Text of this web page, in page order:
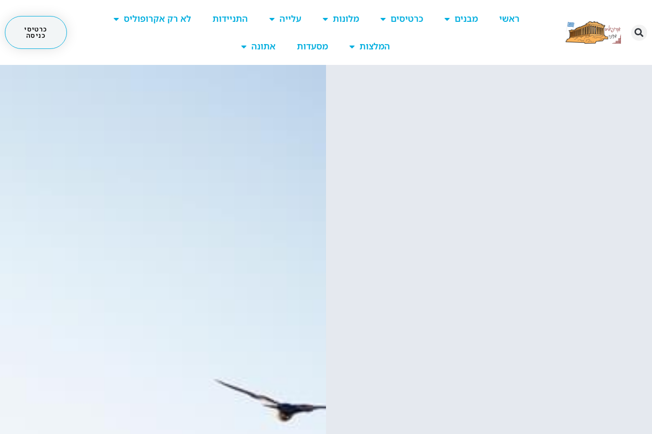
ראשי מבנים כרטיסים מלונות עלייה התניידות לא רק אקרופוליס
המלצות מסעדות אתונה
כרטיסי
כניסה